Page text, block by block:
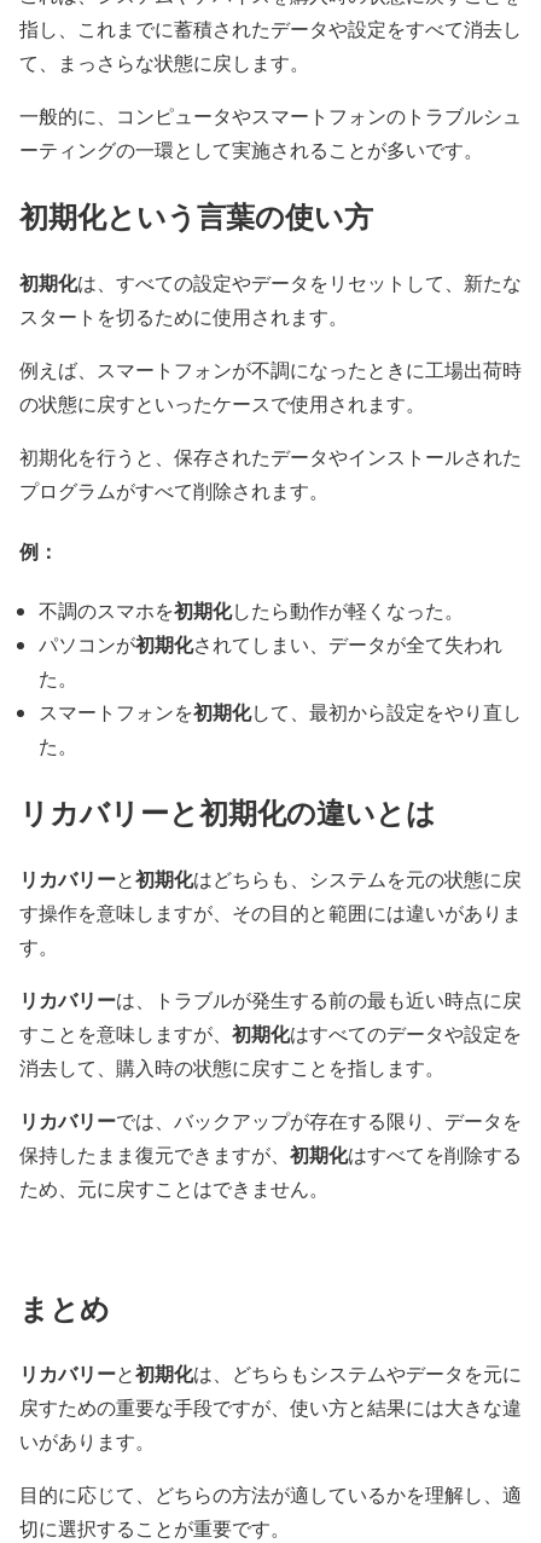
指し、これまでに蓄積されたデータや設定をすべて消去し
て、まっさらな状態に戻します。
一般的に、コンピュータやスマートフォンのトラブルシュ
ーティングの一環として実施されることが多いです。
初期化という言葉の使い方
初期化は、すべての設定やデータをリセットして、新たな
スタートを切るために使用されます。
例えば、スマートフォンが不調になったときに工場出荷時
の状態に戻すといったケースで使用されます。
初期化を行うと、保存されたデータやインストールされた
プログラムがすべて削除されます。
例：
不調のスマホを初期化したら動作が軽くなった。
パソコンが初期化されてしまい、データが全て失われ
た。
スマートフォンを初期化して、最初から設定をやり直し
た。
リカバリーと初期化の違いとは
リカバリーと初期化はどちらも、システムを元の状態に戻
す操作を意味しますが、その目的と範囲には違いがありま
す。
リカバリーは、トラブルが発生する前の最も近い時点に戻
すことを意味しますが、 初期化はすべてのデータや設定を
消去して、購入時の状態に戻すことを指します。
リカバリーでは、バックアップが存在する限り、データを
保持したまま復元できますが、 初期化はすべてを削除する
ため、元に戻すことはできません。
まとめ
リカバリーと初期化は、どちらもシステムやデータを元に
戻すための重要な手段ですが、使い方と結果には大きな違
いがあります。
目的に応じて、どちらの方法が適しているかを理解し、適
切に選択することが重要です。